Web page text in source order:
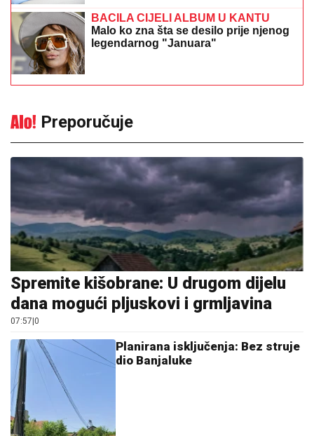
BACILA CIJELI ALBUM U KANTU
Malo ko zna šta se desilo prije njenog
legendarnog "Januara"
Preporučuje
Spremite kišobrane: U drugom dijelu
dana mogući pljuskovi i grmljavina
07:57 0
Planirana isključenja: Bez struje
dio Banjaluke